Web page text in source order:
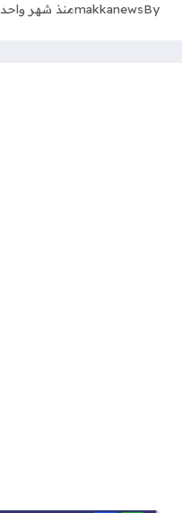
By
makkanewsمنذ شهر واحد